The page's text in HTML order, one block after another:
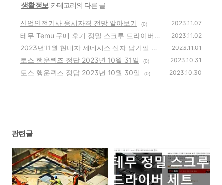
'생활 정보' 카테고리의 다른 글
산업안전기사 응시자격 전망 알아보기 (0) 2023.11.07
테무 Temu 구매 후기 정밀 스크루 드라이버
세트
(0)
2023.11.02
2023년11월 현대차 제네시스 신차 납기일 출
고기간 정리
(0)
2023.11.01
토스 행운퀴즈 정답 2023년 10월 31일 (0) 2023.10.31
토스 행운퀴즈 정답 2023년 10월 30일 (0) 2023.10.30
관련글